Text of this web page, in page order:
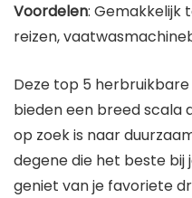
Voordelen: Gemakkelijk
reizen,
Deze top 5
bieden een breed scala
op zoek is naar
degene die het beste bij
geniet van je favoriete